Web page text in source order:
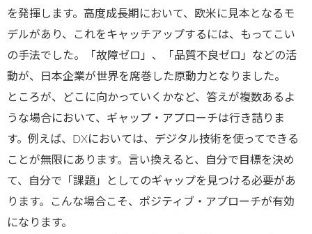
を発揮します。高度成長期において、欧米に見本となるモ
デルがあり、これをキャッチアップするには、もってこい
の手法でした。「故障ゼロ」、「品質不良ゼロ」などの活
動が、日本企業が世界を席巻した原動力となりました。
ところが、どこに向かっていくかなど、答えが複数あるよ
うな場合において、ギャップ・アプローチは行き詰りま
す。例えば、DXにおいては、デジタル技術を使ってできる
ことが無限にあります。言い換えると、自分で目標を決め
て、自分で「課題」としてのギャップを見つける必要があ
ります。こんな場合こそ、ポジティブ・アプローチが有効
になります。